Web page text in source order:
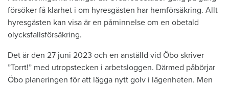
försöker få klarhet i om hyresgästen har hemförsäkring. Allt
hyresgästen kan visa är en påminnelse om en obetald
olycksfallsförsäkring.
Det är den 27 juni 2023 och en anställd vid Öbo skriver
”Torrt!” med utropstecken i arbetsloggen. Därmed påbörjar
Öbo planeringen för att lägga nytt golv i lägenheten. Men